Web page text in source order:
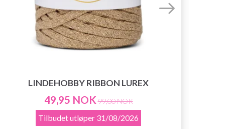
LINDEHOBBY RIBBON LUREX
49,95 NOK 99,00 NOK
Tilbudet utløper 31/08/2026